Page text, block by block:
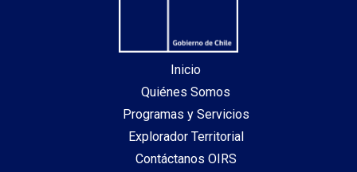
Inicio
Quiénes Somos
Programas y Servicios
Explorador Territorial
Contáctanos OIRS